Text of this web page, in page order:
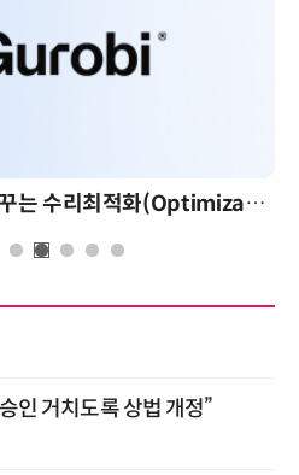
AI 시대의 의사결정을 바꾸는 수리최적화(Optimization): 실제 산업 적용 사례와 활용 전략 AI 핀옵
인 거치도록 상법 개정”